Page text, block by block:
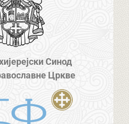
Синод
Цркве